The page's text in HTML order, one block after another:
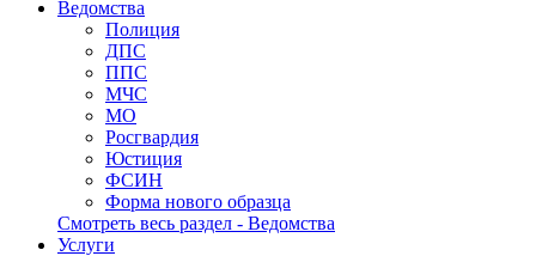
Ведомства
Полиция
ДПС
ППС
МЧС
МО
Росгвардия
Юстиция
ФСИН
Форма нового образца
Смотреть весь раздел - Ведомства
Услуги